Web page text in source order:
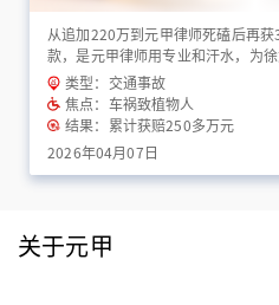
从追加220万到元甲律师死磕后再
款，是元甲律师用专业和汗水，为
金”！
类型：交通事故
焦点：车祸致植物人
结果：累计获赔250多万元
2026年04月07日
关于元甲